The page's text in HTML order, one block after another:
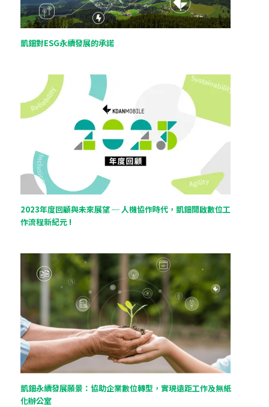
凱鈿對ESG永續發展的承諾
2023年度回顧與未來展望 ─ 人機協作時代，凱鈿開啟數位工
作流程新紀元 !
凱鈿永續發展願景：協助企業數位轉型，實現遠距工作及無紙
化辦公室